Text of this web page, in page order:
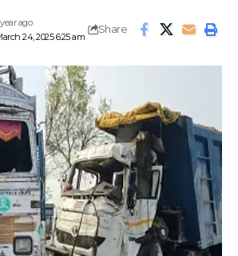
24, 2025 6:25 am
year ago
Share